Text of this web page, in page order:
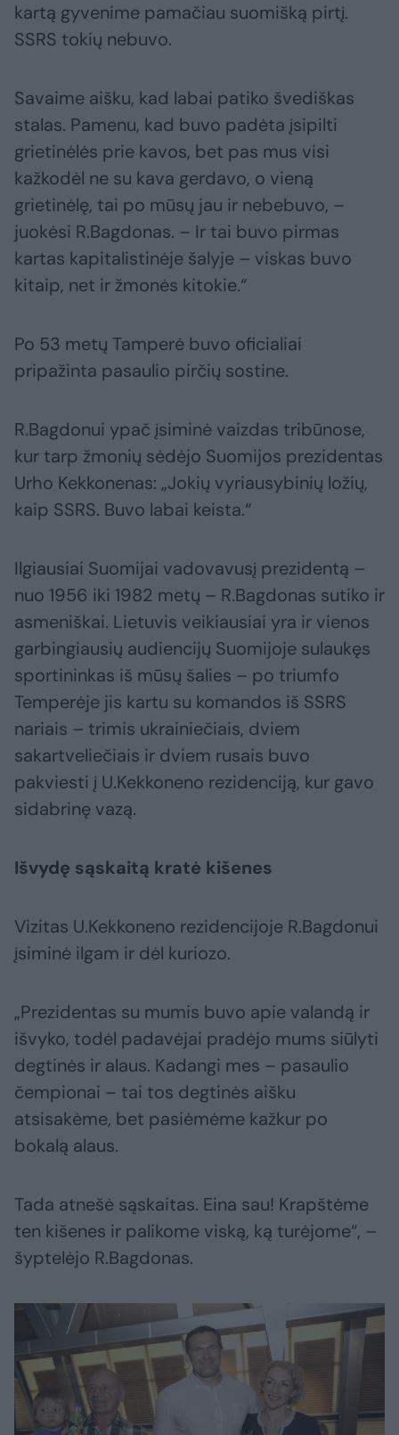
kartą gyvenime pamačiau suomišką pirtį.
SSRS tokių nebuvo.
Savaime aišku, kad labai patiko švediškas
stalas. Pamenu, kad buvo padėta įsipilti
grietinėlės prie kavos, bet pas mus visi
kažkodėl ne su kava gerdavo, o vieną
grietinėlę, tai po mūsų jau ir nebebuvo, –
juokėsi R.Bagdonas. – Ir tai buvo pirmas
kartas kapitalistinėje šalyje – viskas buvo
kitaip, net ir žmonės kitokie.“
Po 53 metų Tamperė buvo oficialiai
pripažinta pasaulio pirčių sostine.
R.Bagdonui ypač įsiminė vaizdas tribūnose,
kur tarp žmonių sėdėjo Suomijos prezidentas
Urho Kekkonenas: „Jokių vyriausybinių ložių,
kaip SSRS. Buvo labai keista.“
Ilgiausiai Suomijai vadovavusį prezidentą –
nuo 1956 iki 1982 metų – R.Bagdonas sutiko ir
asmeniškai. Lietuvis veikiausiai yra ir vienos
garbingiausių audiencijų Suomijoje sulaukęs
sportininkas iš mūsų šalies – po triumfo
Temperėje jis kartu su komandos iš SSRS
nariais – trimis ukrainiečiais, dviem
sakartveliečiais ir dviem rusais buvo
pakviesti į U.Kekkoneno rezidenciją, kur gavo
sidabrinę vazą.
Išvydę sąskaitą kratė kišenes
Vizitas U.Kekkoneno rezidencijoje R.Bagdonui
įsiminė ilgam ir dėl kuriozo.
„Prezidentas su mumis buvo apie valandą ir
išvyko, todėl padavėjai pradėjo mums siūlyti
degtinės ir alaus. Kadangi mes – pasaulio
čempionai – tai tos degtinės aišku
atsisakėme, bet pasiėmėme kažkur po
bokalą alaus.
Tada atnešė sąskaitas. Eina sau! Krapštėme
ten kišenes ir palikome viską, ką turėjome“, –
šyptelėjo R.Bagdonas.